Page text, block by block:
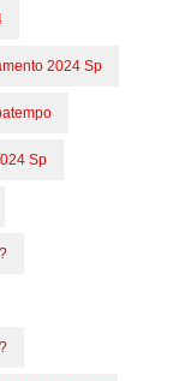
2024 Sp
Sp